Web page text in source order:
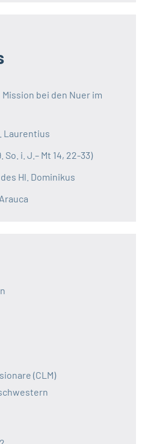
bei den Nuer im
Laurentius
i. J.– Mt 14, 22-33)
Hl. Dominikus
(CLM)